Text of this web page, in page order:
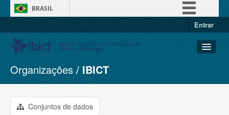
BRASIL
Entrar
Conjuntos de dados
Organizações
Grupos
Organizações IBICT
Conjuntos de dados